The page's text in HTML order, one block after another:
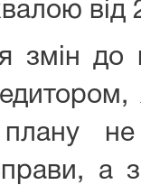
від
змін до
а